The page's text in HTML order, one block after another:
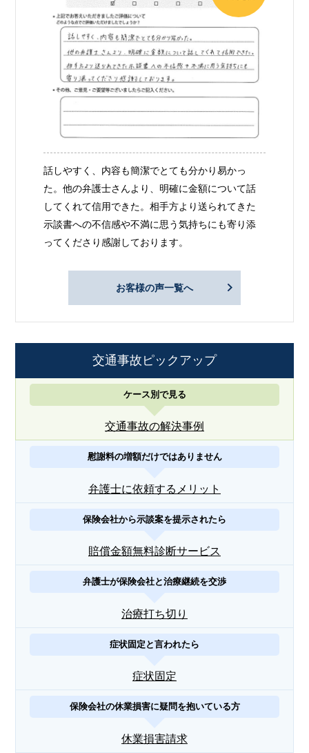
話しやすく、内容も簡潔でとても分かり易かっ
た。他の弁護士さんより、明確に金額について話
してくれて信用できた。相手方より送られてきた
示談書への不信感や不満に思う気持ちにも寄り添
ってくださり感謝しております。
お客様の声一覧へ
交通事故ピックアップ
ケース別で見る
交通事故の解決事例
慰謝料の増額だけではありません
弁護士に依頼するメリット
保険会社から示談案を提示されたら
賠償金額無料診断サービス
弁護士が保険会社と治療継続を交渉
治療打ち切り
症状固定と言われたら
症状固定
保険会社の休業損害に疑問を抱いている方
休業損害請求